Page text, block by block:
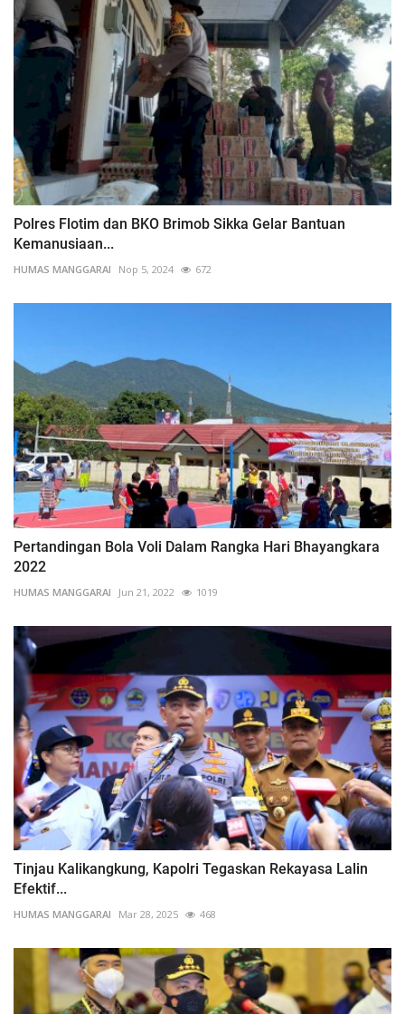
Polres Flotim dan BKO Brimob Sikka Gelar Bantuan
Kemanusiaan...
HUMAS MANGGARAI Nop 5, 2024 672
Pertandingan Bola Voli Dalam Rangka Hari Bhayangkara
2022
HUMAS MANGGARAI Jun 21, 2022 1019
Tinjau Kalikangkung, Kapolri Tegaskan Rekayasa Lalin
Efektif...
HUMAS MANGGARAI Mar 28, 2025 468